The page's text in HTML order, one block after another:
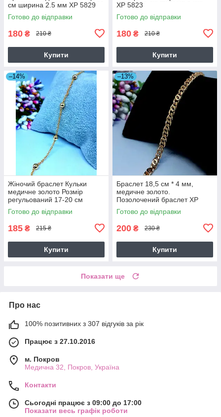
см ширина 2.5 мм ХР 5829
Готово до відправки
180 ₴ 210 ₴
Купити
ХР 5823
Готово до відправки
180 ₴ 210 ₴
Купити
–14%
Жіночий браслет Кульки
медичне золото Розмір
регульований 17-20 см
ширина 3 мм ХР 5816
Готово до відправки
185 ₴ 215 ₴
Купити
–13%
Браслет 18,5 см * 4 мм,
медичне золото.
Позолочений браслет ХР
Готово до відправки
200 ₴ 230 ₴
Купити
Показати ще
Про нас
100% позитивних з 307 відгуків за рік
Працює з 27.10.2016
м. Покров
Медична 32, Покров, Україна
Контакти
Сьогодні працює з 09:00 до 17:00
Показати весь графік роботи